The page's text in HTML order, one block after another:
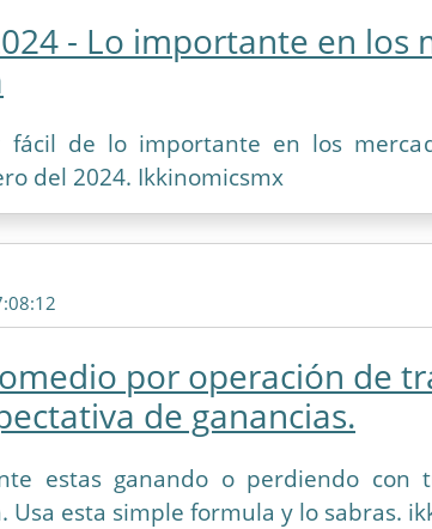
- Lo importante en los
fácil de lo importante en los
del 2024. Ikkinomicsmx
por operación de
de ganancias.
estas ganando o perdiendo con
Usa esta simple formula y lo sabras.